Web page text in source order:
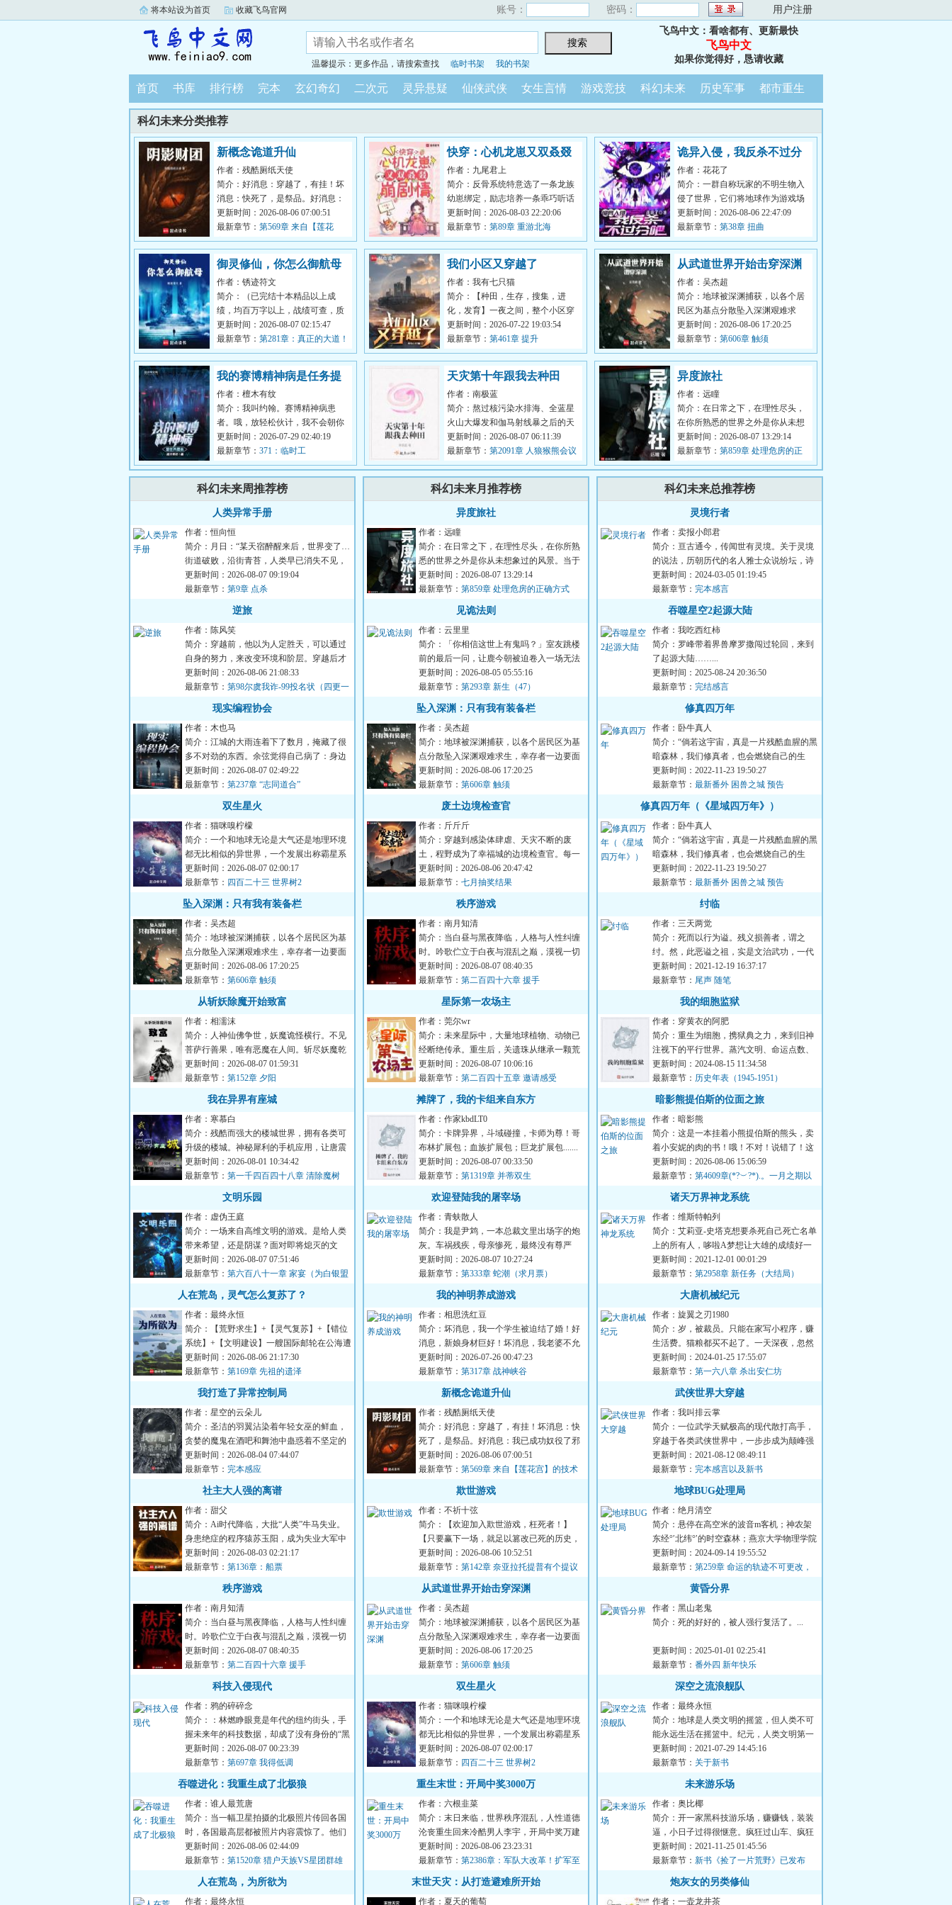
将本站设为首页 收藏飞鸟官网 账号： 密码： 用户注册
温馨提示：更多作品，请搜索查找 临时书架 我的书架
飞鸟中文：看啥都有、更新最快
飞鸟中文
如果你觉得好，恳请收藏
首页 书库 排行榜 完本 玄幻奇幻 二次元 灵异悬疑 仙侠武侠 女生言情 游戏竞技 科幻未来 历史军事 都市重生
科幻未来分类推荐
新概念诡道升仙
作者：残酷厕纸天使
简介：好消息：穿越了，有挂！坏
消息：快死了，是祭品。好消息：
我已成功奴役了邪神！…打开为入
侵仙界而...
更新时间：2026-08-06 07:00:51
最新章节： 第569章 来自【莲花
宫】的技术指导
快穿：心机龙崽又双叒叕
崩剧情
作者：九尾君上
简介：反骨系统特意选了一条龙族
幼崽绑定，励志培养一条乖巧听话
的小棉袄，为祂疯，为祂狂，为祂
哐哐撞大...
更新时间：2026-08-03 22:20:06
最新章节： 第89章 重游北海
诡异入侵，我反杀不过分
吧？
作者：花花了
简介：一群自称玩家的不明生物入
侵了世界，它们将地球作为游戏场
地，展开一场争夺卡牌的游戏。风
翎意外获...
更新时间：2026-08-06 22:47:09
最新章节： 第38章 扭曲
御灵修仙，你怎么御航母
作者：锈迹符文
简介：（已完结十本精品以上成
绩，均百万字以上，战绩可查，质
量保证）好消息：穿越到了修仙世
界坏消息：...
更新时间：2026-08-07 02:15:47
最新章节： 第281章：真正的大道！
我们小区又穿越了
作者：我有七只猫
简介：【种田，生存，搜集，进
化，发育】一夜之间，整个小区穿
越到了生物异常的原始荒野世界，
生存，成为...
更新时间：2026-07-22 19:03:54
最新章节： 第461章 提升
从武道世界开始击穿深渊
作者：吴杰超
简介：地球被深渊捕获，以各个居
民区为基点分散坠入深渊艰难求
生，幸存者一边要面对深渊的恶劣
环境，一边...
更新时间：2026-08-06 17:20:25
最新章节： 第606章 触须
我的赛博精神病是任务提
示
作者：檀木有纹
简介：我叫约翰。赛博精神病患
者。哦，放轻松伙计，我不会朝你
开枪……大概。我能看见很多奇怪
的提示，它...
更新时间：2026-07-29 02:40:19
最新章节： 371：临时工
天灾第十年跟我去种田
作者：南极蓝
简介：熬过核污染水排海、全蓝星
火山大爆发和伽马射线暴之后的天
灾第十年，夏青昂首挺胸走出安全
区。谁都...
更新时间：2026-08-07 06:11:39
最新章节： 第2091章 人狼猴熊会议
3
异度旅社
作者：远瞳
简介：在日常之下，在理性尽头，
在你所熟悉的世界之外是你从未想
象过的风景。当于生第一次打开那
扇门的时...
更新时间：2026-08-07 13:29:14
最新章节： 第859章 处理危房的正
确方式
科幻未来周推荐榜
人类异常手册
作者：恒向恒
简介：月日：“某天宿醉醒来后，世界变了…
街道破败，沿街青苔，人类早已消失不见，
只剩我一人。”月日：...
更新时间：2026-08-07 09:19:04
最新章节： 第9章 点杀
逆旅
作者：陈风笑
简介：穿越前，他以为人定胜天，可以通过
自身的努力，来改变环境和阶层。穿越后才
知道，有些东西天生自带...
更新时间：2026-08-06 21:08:33
最新章节： 第98尔虞我诈-99投名状（四更一
万二求月票）
现实编程协会
作者：木也马
简介：江城的大雨连着下了数月，掩藏了很
多不对劲的东西。余弦觉得自己病了：身边
人陆续消失，微笑自杀案...
更新时间：2026-08-07 02:49:22
最新章节： 第237章 “志同道合”
双生星火
作者：猫咪嗅柠檬
简介：一个和地球无论是大气还是地理环境
都无比相似的异世界，一个发展出称霸星系
的科技却依然停留在前现...
更新时间：2026-08-07 02:00:17
最新章节： 四百二十三 世界树2
坠入深渊：只有我有装备栏
作者：吴杰超
简介：地球被深渊捕获，以各个居民区为基
点分散坠入深渊艰难求生，幸存者一边要面
对深渊的恶劣环境，一边...
更新时间：2026-08-06 17:20:25
最新章节： 第606章 触须
从斩妖除魔开始致富
作者：相濡沫
简介：人神仙佛争世，妖魔诡怪横行。不见
菩萨行善果，唯有恶魔在人间。斩尽妖魔乾
坤净，浮屠九天神鬼惊。...
更新时间：2026-08-07 01:59:31
最新章节： 第152章 夕阳
我在异界有座城
作者：寒慕白
简介：残酷而强大的楼城世界，拥有各类可
升级的楼城。神秘犀利的手机应用，让唐震
无往而不利！建立属于自...
更新时间：2026-08-01 10:34:42
最新章节： 第一千四百四十八章 清除魔树
文明乐园
作者：虚伪王庭
简介：一场来自高维文明的游戏。是给人类
带来希望，还是阴谋？面对即将熄灭的文
明。是帮助点燃火种，还是...
更新时间：2026-08-07 07:51:46
最新章节： 第六百八十一章 家宴（为白银盟
主冰衫沐雪加更）（四合一）
人在荒岛，灵气怎么复苏了？
作者：最终永恒
简介：【荒野求生】+【灵气复苏】+【错位
系统】+【文明建设】一艘国际邮轮在公海遭
遇意外，船上的六千名...
更新时间：2026-08-06 21:17:30
最新章节： 第169章 先祖的遗泽
我打造了异常控制局
作者：星空的云朵儿
简介：圣洁的羽翼沾染着年轻女巫的鲜血，
贪婪的魔鬼在酒吧和舞池中蛊惑着不坚定的
灵魂。最深邃的海沟中伫...
更新时间：2026-08-04 07:44:07
最新章节： 完本感应
社主大人强的离谱
作者：甜父
简介：Ai时代降临，大批“人类”牛马失业。
身患绝症的程序猿苏玉阳，成为失业大军中
的一员，好在他拥有一...
更新时间：2026-08-03 02:21:17
最新章节： 第136章：船票
秩序游戏
作者：南月知清
简介：当白昼与黑夜降临，人格与人性纠缠
时。吟歌伫立于白夜与混乱之巅，漠视一切
失去与背叛。“人性是我...
更新时间：2026-08-07 08:40:35
最新章节： 第二百四十六章 援手
科技入侵现代
作者：鸦的碎碎念
简介：：林燃睁眼竟是年代的纽约街头，手
握未来年的科技数据，却成了没有身份的“黑
户”。他不得不用一篇...
更新时间：2026-08-07 00:23:39
最新章节： 第697章 我得低调
吞噬进化：我重生成了北极狼
作者：谁人最荒唐
简介：当一幅卫星拍摄的北极照片传回各国
时，各国最高层都被照片内容震惊了。他们
看到了北极数以万计的狼...
更新时间：2026-08-06 02:44:09
最新章节： 第1520章 猎户天族VS星团群雄
（十五）
人在荒岛，为所欲为
作者：最终永恒
科幻未来月推荐榜
异度旅社
作者：远瞳
简介：在日常之下，在理性尽头，在你所熟
悉的世界之外是你从未想象过的风景。当于
生第一次打开那扇门的时...
更新时间：2026-08-07 13:29:14
最新章节： 第859章 处理危房的正确方式
见诡法则
作者：云里里
简介：「你相信这世上有鬼吗？」室友跳楼
前的最后一问，让鹿今朝被迫卷入一场无法
言说的恐怖循环。染血的...
更新时间：2026-08-05 05:55:16
最新章节： 第293章 新生（47）
坠入深渊：只有我有装备栏
作者：吴杰超
简介：地球被深渊捕获，以各个居民区为基
点分散坠入深渊艰难求生，幸存者一边要面
对深渊的恶劣环境，一边...
更新时间：2026-08-06 17:20:25
最新章节： 第606章 触须
废土边境检查官
作者：斤斤斤
简介：穿越到感染体肆虐、天灾不断的废
土，程野成为了幸福城的边境检查官。每一
个想要加入幸福城的幸存者...
更新时间：2026-08-06 20:47:42
最新章节： 七月抽奖结果
秩序游戏
作者：南月知清
简介：当白昼与黑夜降临，人格与人性纠缠
时。吟歌伫立于白夜与混乱之巅，漠视一切
失去与背叛。“人性是我...
更新时间：2026-08-07 08:40:35
最新章节： 第二百四十六章 援手
星际第一农场主
作者：莞尔wr
简介：未来星际中，大量地球植物、动物已
经断绝传承。重生后，关遗珠从继承一颗荒
废星球开始，让断绝的地...
更新时间：2026-08-07 10:06:16
最新章节： 第二百四十五章 邀请感受
摊牌了，我的卡组来自东方
作者：作家kbdLT0
简介：卡牌异界，斗域碰撞，卡师为尊！哥
布林扩展包；血族扩展包；巨龙扩展包.......
而穿越来此的陆承身...
更新时间：2026-08-07 00:33:50
最新章节： 第1319章 并蒂双生
欢迎登陆我的屠宰场
作者：青蚨散人
简介：我是尹鸩，一本总裁文里出场字的炮
灰。车祸残疾，母亲惨死，最终没有尊严
的‘被消失’这是我的既定...
更新时间：2026-08-07 10:27:24
最新章节： 第333章 蛇潮（求月票）
我的神明养成游戏
作者：相思洗红豆
简介：坏消息，我一个学生被迫结了婚！好
消息，新娘身材巨好！坏消息，我老婆不允
许我去夜店酒吧KTV！好...
更新时间：2026-07-26 00:47:23
最新章节： 第317章 战神峡谷
新概念诡道升仙
作者：残酷厕纸天使
简介：好消息：穿越了，有挂！坏消息：快
死了，是祭品。好消息：我已成功奴役了邪
神！…打开为入侵仙界而...
更新时间：2026-08-06 07:00:51
最新章节： 第569章 来自【莲花宫】的技术
欺世游戏
作者：不祈十弦
简介：【欢迎加入欺世游戏，枉死者！】
【只要赢下一场，就足以篡改已死的历史，
死而复生！】“赢下一场？...
更新时间：2026-08-06 10:52:51
最新章节： 第142章 奈亚拉托提普有个提议
从武道世界开始击穿深渊
作者：吴杰超
简介：地球被深渊捕获，以各个居民区为基
点分散坠入深渊艰难求生，幸存者一边要面
对深渊的恶劣环境，一边...
更新时间：2026-08-06 17:20:25
最新章节： 第606章 触须
双生星火
作者：猫咪嗅柠檬
简介：一个和地球无论是大气还是地理环境
都无比相似的异世界，一个发展出称霸星系
的科技却依然停留在前现...
更新时间：2026-08-07 02:00:17
最新章节： 四百二十三 世界树2
重生末世：开局中奖3000万
作者：六根韭菜
简介：末日来临，世界秩序混乱，人性道德
沦丧重生回来冷酷男人李宇，开局中奖万建
造坚固的基地，囤积物资...
更新时间：2026-08-06 23:23:31
最新章节： 第2386章：军队大改革！扩军至
十万人！
末世天灾：从打造避难所开始
作者：夏天的葡萄
科幻未来总推荐榜
灵境行者
作者：卖报小郎君
简介：亘古通今，传闻世有灵境。关于灵境
的说法，历朝历代的名人雅士众说纷坛，诗
中记载：“自齐至唐，兹...
更新时间：2024-03-05 01:19:45
最新章节： 完本感言
吞噬星空2起源大陆
作者：我吃西红柿
简介：罗峰带着界兽摩罗撒闯过轮回，来到
了起源大陆……...
更新时间：2025-08-24 20:36:50
最新章节： 完结感言
修真四万年
作者：卧牛真人
简介：“倘若这宇宙，真是一片残酷血腥的黑
暗森林，我们修真者，也会燃烧自己的生
命，绽放出微弱的火花！...
更新时间：2022-11-23 19:50:27
最新章节： 最新番外 困兽之城 预告
修真四万年（《星域四万年》）
作者：卧牛真人
简介：“倘若这宇宙，真是一片残酷血腥的黑
暗森林，我们修真者，也会燃烧自己的生
命，绽放出微弱的火花！...
更新时间：2022-11-23 19:50:27
最新章节： 最新番外 困兽之城 预告
纣临
作者：三天两觉
简介：死而以行为谥。残义损善者，谓之
纣。然，此恶谥之祖，实是文治武功，一代
枭雄。比之无数上谥之庸才...
更新时间：2021-12-19 16:37:17
最新章节： 尾声 随笔
我的细胞监狱
作者：穿黄衣的阿肥
简介：重生为细胞，携狱典之力，来到旧神
注视下的平行世界。蒸汽文明、命运点数、
惊悚空间、异魔鬼怪、旧...
更新时间：2024-08-15 11:34:58
最新章节： 历史年表（1945-1951）
暗影熊提伯斯的位面之旅
作者：暗影熊
简介：这是一本挂着小熊提伯斯的熊头，卖
着小安妮的肉的书！哦！不对！说错了！这
其实是一本挂着提伯斯的...
更新时间：2026-08-06 15:06:59
最新章节： 第4609章(*?︶?*).。一月之期以
诸天万界神龙系统
作者：维斯特帕列
简介：艾莉亚-史塔克想要杀死自己死亡名单
上的所有人，哆啦A梦想让大雄的成绩好一
点，蜘蛛女侠格温想救回...
更新时间：2021-12-01 00:01:29
最新章节： 第2958章 新任务（大结局）
大唐机械纪元
作者：旋翼之刃1980
简介：岁，被裁员。只能在家写小程序，赚
生活费。猫粮都买不起了。一天深夜，忽然
接到前妻信息：“我快死...
更新时间：2024-01-25 17:55:07
最新章节： 第一六八章 杀出安仁坊
武侠世界大穿越
作者：我叫排云掌
简介：一位武学天赋极高的现代散打高手，
穿越于各类武侠世界中，一步步成为颠峰强
者的故事！...
更新时间：2021-08-12 08:49:11
最新章节： 完本感言以及新书
地球BUG处理局
作者：绝月清空
简介：悬停在高空米的波音m客机；神农架
东经°′北纬°′的时空森林；燕京大学物理学院
不存在的男同学老...
更新时间：2024-09-14 19:55:52
最新章节： 第259章 命运的轨迹不可更改，
他们要来了（剧终）
黄昏分界
作者：黑山老鬼
简介：死的好好的，被人强行复活了。...
更新时间：2025-01-01 02:25:41
最新章节： 番外四 新年快乐
深空之流浪舰队
作者：最终永恒
简介：地球是人类文明的摇篮，但人类不可
能永远生活在摇篮中。纪元，人类文明第一
艘深空殖民舰离开太阳系...
更新时间：2021-07-29 14:45:16
最新章节： 关于新书
未来游乐场
作者：奥比椰
简介：开一家黑科技游乐场，赚赚钱，装装
逼，小日子过得很惬意。疯狂过山车、疯狂
海盗船、疯狂枪战、疯狂...
更新时间：2021-11-25 01:45:56
最新章节： 新书《捡了一片荒野》已发布
炮灰女的另类修仙
作者：一壶龙井茶